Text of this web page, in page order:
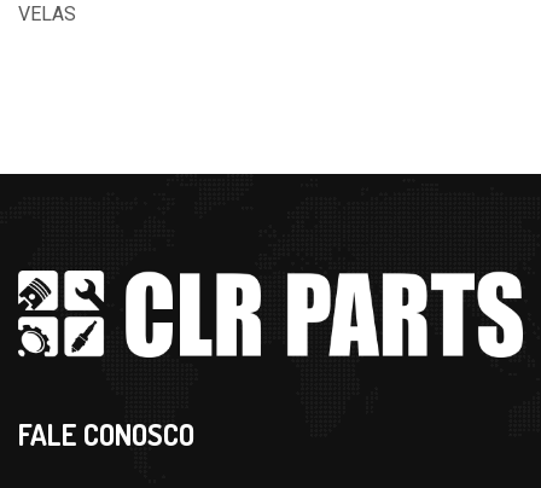
VELAS
FALE CONOSCO